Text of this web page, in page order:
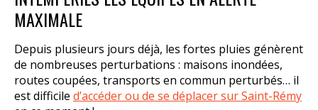
MAXIMALE
Depuis plusieurs jours déjà, les fortes pluies génèrent
de nombreuses perturbations : maisons inondées,
routes coupées, transports en commun perturbés… il
est difficile d’accéder ou de se déplacer sur Saint-Rémy